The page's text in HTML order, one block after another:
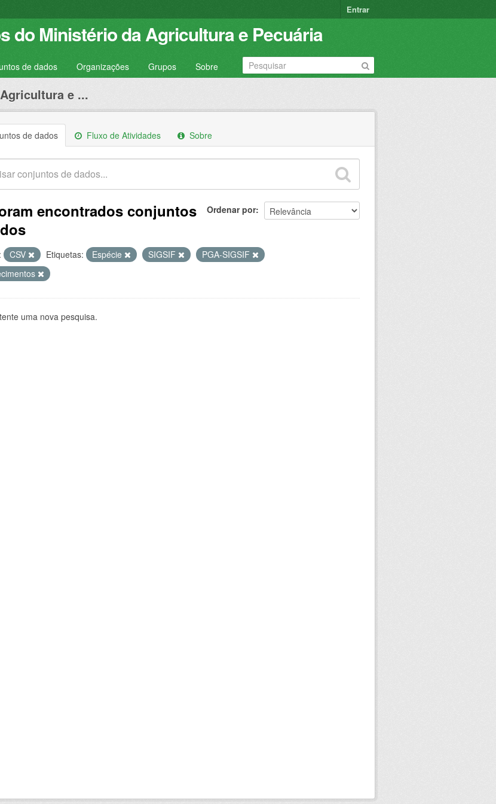
Entrar
do Ministério da Agricultura e Pecuária
de dados Organizações Grupos Sobre
e ...
de dados Fluxo de Atividades Sobre
Ordenar por
encontrados conjuntos
CSV Etiquetas: Espécie SIGSIF
PGA-SIGSIF
uma nova pesquisa.